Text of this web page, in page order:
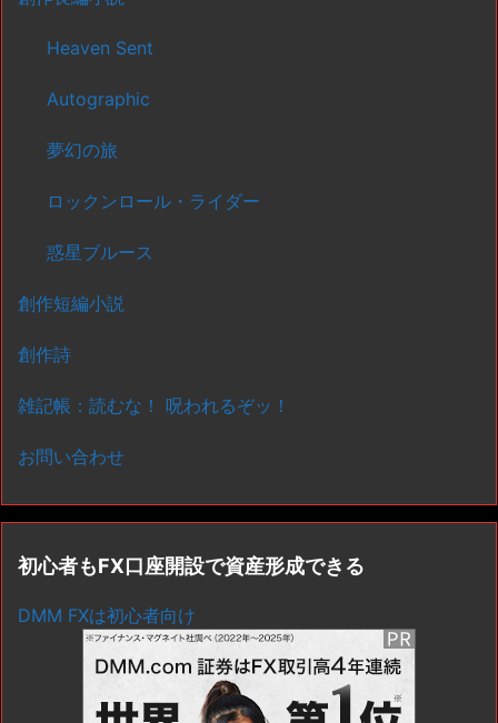
Heaven Sent
Autographic
夢幻の旅
ロックンロール・ライダー
惑星ブルース
創作短編小説
創作詩
雑記帳：読むな！ 呪われるぞッ！
お問い合わせ
初心者もFX口座開設で資産形成できる
DMM FXは初心者向け